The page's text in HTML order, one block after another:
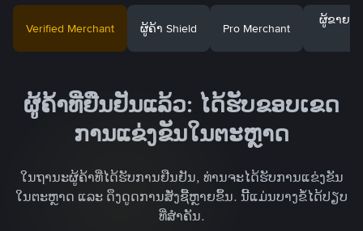
Verified Merchant ຜູ້ຄ້າ Shield Pro Merchant
ຜູ້ຂາຍສິ
ຜູ້ຄ້າທີ່ຢືນຢັນແລ້ວ: ໄດ້ຮັບຂອບເຂດ
ການແຂ່ງຂັນໃນຕະຫຼາດ
ໃນຖານະຜູ້ຄ້າທີ່ໄດ້ຮັບການຢືນຢັນ, ທ່ານຈະໄດ້ຮັບການແຂ່ງຂັນ
ໃນຕະຫຼາດ ແລະ ດຶງດູດການສັ່ງຊື້ຫຼາຍຂຶ້ນ. ນີ້ແມ່ນບາງຂໍ້ໄດ້ປຽບ
ທີ່ສໍາຄັນ.